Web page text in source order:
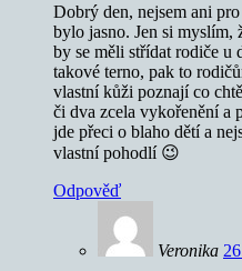
Dobrý den, nejsem ani
bylo jasno. Jen si myslím,
by se měli střídat rodiče u
takové terno, pak to
vlastní kůži poznají co
či dva zcela vykořenění a
jde přeci o blaho dětí a
vlastní pohodlí 😉
Odpověď
Veronika